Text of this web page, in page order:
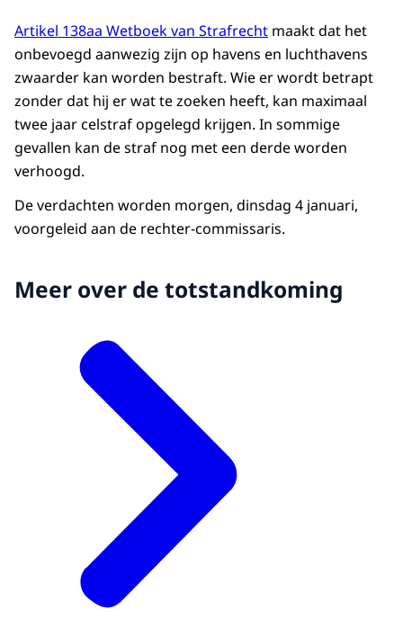
Artikel 138aa Wetboek van Strafrecht maakt dat het
onbevoegd aanwezig zijn op havens en luchthavens
zwaarder kan worden bestraft. Wie er wordt betrapt
zonder dat hij er wat te zoeken heeft, kan maximaal
twee jaar celstraf opgelegd krijgen. In sommige
gevallen kan de straf nog met een derde worden
verhoogd.
De verdachten worden morgen, dinsdag 4 januari,
voorgeleid aan de rechter-commissaris.
Meer over de totstandkoming